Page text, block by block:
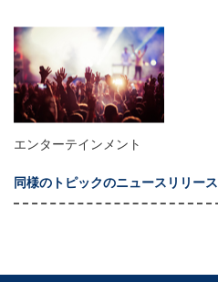
エンターテインメント
同様のトピックのニュースリリース